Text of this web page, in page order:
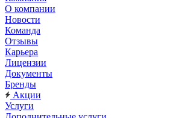
О компании
Новости
Команда
Отзывы
Карьера
Лицензии
Документы
Бренды
Акции
Услуги